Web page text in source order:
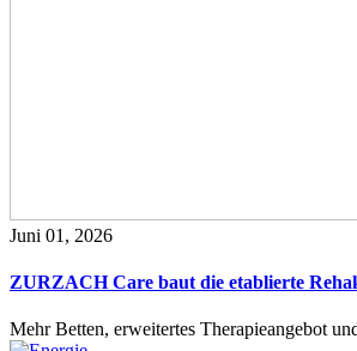
Juni 01, 2026
ZURZACH Care baut die etablierte
Mehr Betten, erweitertes Therapieangebot